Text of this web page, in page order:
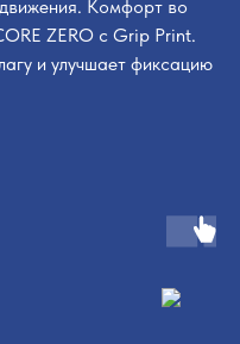
Комфорт во
ZERO с Grip Print.
и улучшает фиксацию